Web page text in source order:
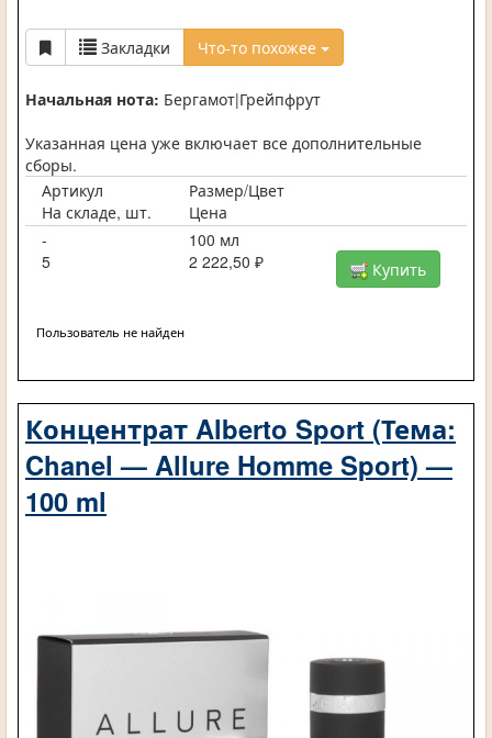
Закладки Что-то похожее
Начальная нота: Бергамот|Грейпфрут
Указанная цена уже включает все дополнительные
сборы.
Артикул
Размер/Цвет
На складе, шт.
Цена
-
100 мл
5
2 222,50 ₽ Купить
Пользователь не найден
Концентрат Alberto Sport (Тема:
Chanel — Allure Homme Sport) —
100 ml